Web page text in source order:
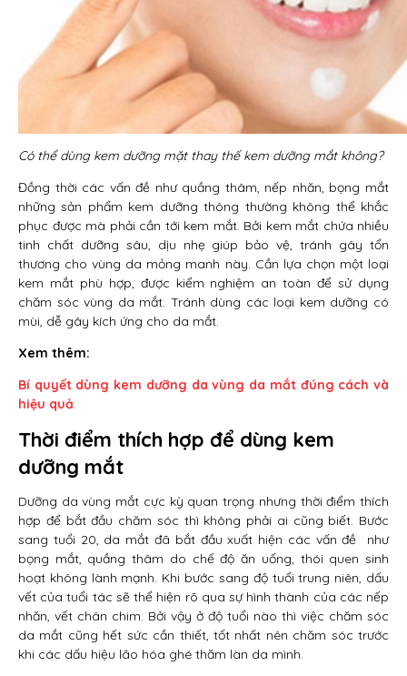
Có thể dùng kem dưỡng mặt thay thế kem dưỡng mắt không?
Đồng thời các vấn đề như quầng thâm, nếp nhăn, bọng mắt
những sản phẩm kem dưỡng thông thường không thể khắc
phục được mà phải cần tới kem mắt. Bởi kem mắt chứa nhiều
tinh chất dưỡng sâu, dịu nhẹ giúp bảo vệ, tránh gây tổn
thương cho vùng da mỏng manh này. Cần lựa chọn một loại
kem mắt phù hợp, được kiểm nghiệm an toàn để sử dụng
chăm sóc vùng da mắt. Tránh dùng các loại kem dưỡng có
mùi, dễ gây kích ứng cho da mắt.
Xem thêm:
Bí quyết dùng kem dưỡng da vùng da mắt đúng cách và
hiệu quả
Thời điểm thích hợp để dùng kem
dưỡng mắt
Dưỡng da vùng mắt cực kỳ quan trọng nhưng thời điểm thích
hợp để bắt đầu chăm sóc thì không phải ai cũng biết. Bước
sang tuổi 20, da mắt đã bắt đầu xuất hiện các vấn đề như
bọng mắt, quầng thâm do chế độ ăn uống, thói quen sinh
hoạt không lành mạnh. Khi bước sang độ tuổi trung niên, dấu
vết của tuổi tác sẽ thể hiện rõ qua sự hình thành của các nếp
nhăn, vết chân chim. Bởi vậy ở độ tuổi nào thì việc chăm sóc
da mắt cũng hết sức cần thiết, tốt nhất nên chăm sóc trước
khi các dấu hiệu lão hóa ghé thăm làn da mình.